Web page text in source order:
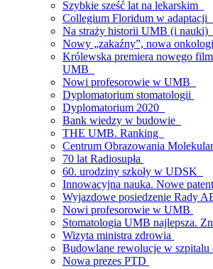
Szybkie sześć lat na lekarskim
Collegium Floridum w adaptacji
Na straży historii UMB (i nauki)
Nowy „zakaźny”, nowa
Królewska premiera nowego
UMB
Nowi profesorowie w UMB
Dyplomatorium stomatologii
Dyplomatorium 2020
Bank wiedzy w budowie
THE UMB. Ranking
Centrum Obrazowania
70 lat Radiosupła
60. urodziny szkoły w UDSK
Innowacyjna nauka. Nowe
Wyjazdowe posiedzenie Rady
Nowi profesorowie w UMB
Stomatologia UMB najlepsza.
Wizyta ministra zdrowia
Budowlane rewolucje w szpitalu
Nowa prezes PTD